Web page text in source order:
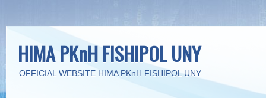
HIMA PKnH FISHIPOL UNY
OFFICIAL WEBSITE HIMA PKnH FISHIPOL UNY